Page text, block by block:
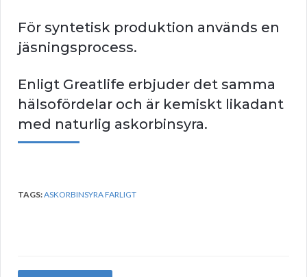
För syntetisk produktion används en
jäsningsprocess.
Enligt Greatlife erbjuder det samma
hälsofördelar och är kemiskt likadant
med naturlig askorbinsyra.
TAGS:ASKORBINSYRA FARLIGT